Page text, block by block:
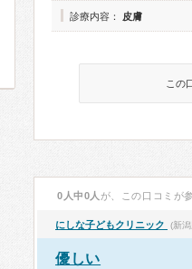
診療内容： 皮膚
この
0人中0人 が、この口コミが
にしな子どもクリニック (新
優しい